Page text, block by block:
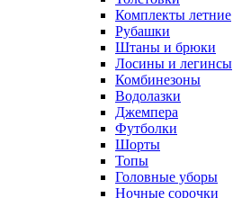
Комплекты летние
Рубашки
Штаны и брюки
Лосины и легинсы
Комбинезоны
Водолазки
Джемпера
Футболки
Шорты
Топы
Головные уборы
Ночные сорочки